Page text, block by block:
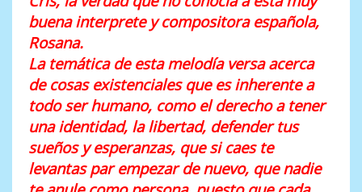
buena interprete y compositora española,
Rosana.
La temática de esta melodía versa acerca
de cosas existenciales que es inherente a
todo ser humano, como el derecho a tener
una identidad, la libertad, defender tus
sueños y esperanzas, que si caes te
levantas par empezar de nuevo, que nadie